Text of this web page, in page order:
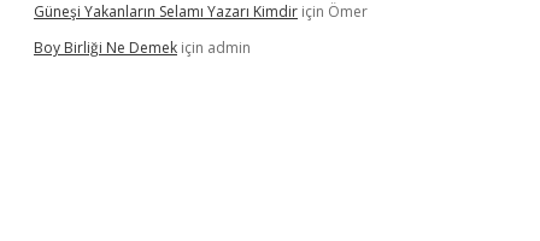
Güneşi Yakanların Selamı Yazarı Kimdir için Ömer
Boy Birliği Ne Demek için admin